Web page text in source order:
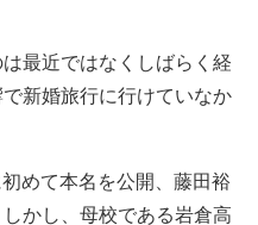
最近ではなくしばらく経
新婚旅行に行けていなか
めて本名を公開、藤田裕
かし、母校である岩倉高